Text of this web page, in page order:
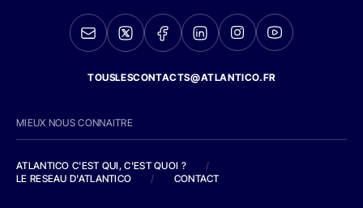
TOUSLESCONTACTS@ATLANTICO.FR
MIEUX NOUS CONNAITRE
ATLANTICO C'EST QUI, C'EST QUOI ?
/
LE RESEAU D'ATLANTICO
/ CONTACT